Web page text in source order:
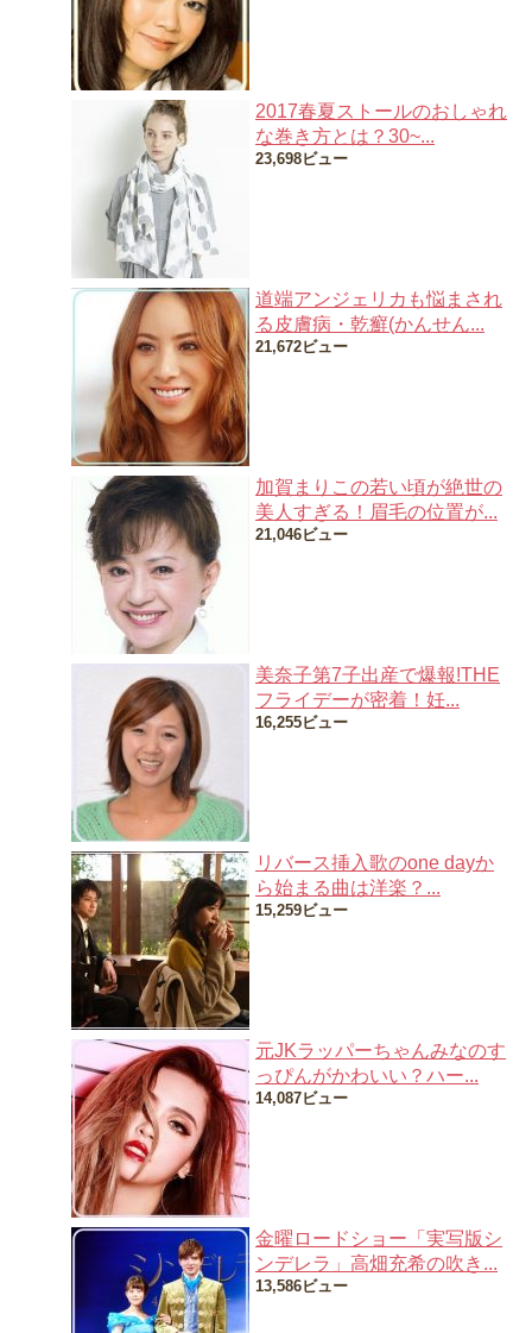
2017春夏ストールのおしゃれ
な巻き方とは？30~...
23,698ビュー
道端アンジェリカも悩まされ
る皮膚病・乾癬(かんせん...
21,672ビュー
加賀まりこの若い頃が絶世の
美人すぎる！眉毛の位置が...
21,046ビュー
美奈子第7子出産で爆報!THE
フライデーが密着！妊...
16,255ビュー
リバース挿入歌のone dayか
ら始まる曲は洋楽？...
15,259ビュー
元JKラッパーちゃんみなのす
っぴんがかわいい？ハー...
14,087ビュー
金曜ロードショー「実写版シ
ンデレラ」高畑充希の吹き...
13,586ビュー